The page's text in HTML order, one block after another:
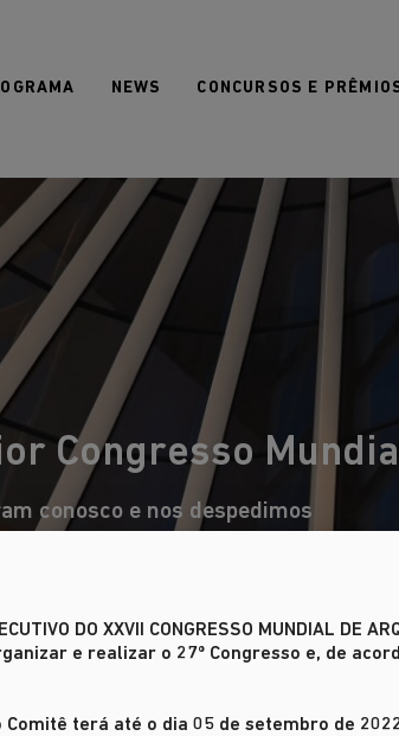
NEWS CONCURSOS E
Congresso
conosco e nos despedimos
DO XXVII CONGRESSO MUNDIAL DE
e realizar o 27º Congresso e, de
Comitê terá até o dia 05 de setembro de